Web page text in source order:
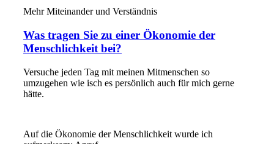
Mehr Miteinander und Verständnis
Was tragen Sie zu einer Ökonomie der
Menschlichkeit bei?
Versuche jeden Tag mit meinen Mitmenschen so
umzugehen wie isch es persönlich auch für mich gerne
hätte.
Auf die Ökonomie der Menschlichkeit wurde ich